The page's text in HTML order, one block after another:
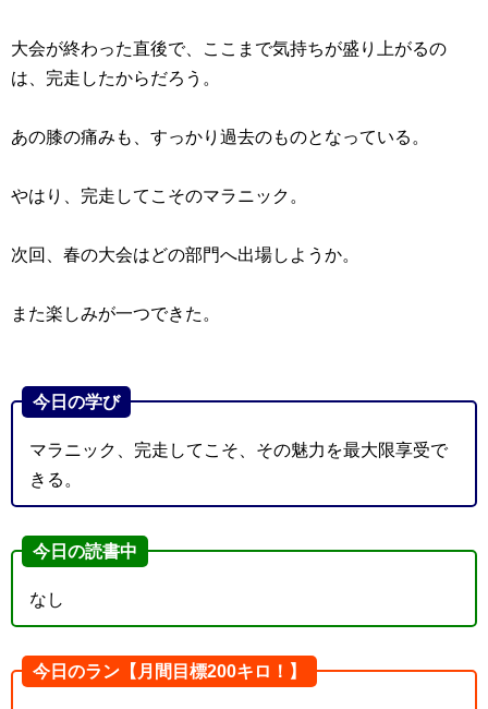
大会が終わった直後で、ここまで気持ちが盛り上がるの
は、完走したからだろう。
あの膝の痛みも、すっかり過去のものとなっている。
やはり、完走してこそのマラニック。
次回、春の大会はどの部門へ出場しようか。
また楽しみが一つできた。
今日の学び
マラニック、完走してこそ、その魅力を最大限享受で
きる。
今日の読書中
なし
今日のラン【月間目標200キロ！】